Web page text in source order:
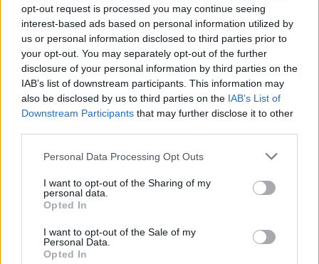
opt-out request is processed you may continue seeing
interest-based ads based on personal information utilized by
us or personal information disclosed to third parties prior to
your opt-out. You may separately opt-out of the further
disclosure of your personal information by third parties on the
IAB’s list of downstream participants. This information may
also be disclosed by us to third parties on the IAB’s List of
Downstream Participants that may further disclose it to other
Personal Data Processing Opt Outs
I want to opt-out of the Sharing of my
personal data.
Opted In
I want to opt-out of the Sale of my
Personal Data.
Opted In
ΔΕΙΤΕ ΕΠΙΣΗΣ
ΣΤΗΝ ΙΔΙΑ ΚΑΤΗΓΟΡΙΑ